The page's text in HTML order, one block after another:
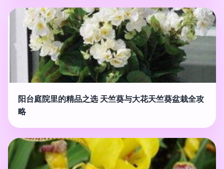
阳台庭院里的精品之选 天竺葵与大花天竺葵盆栽全攻
略